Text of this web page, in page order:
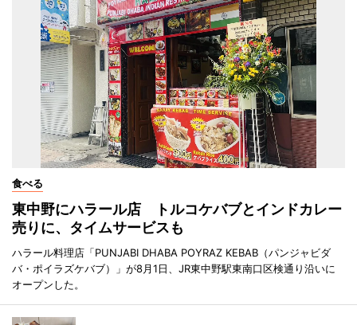
食べる
東中野にハラール店 トルコケバブとインドカレー
売りに、タイムサービスも
ハラール料理店「PUNJABI DHABA POYRAZ KEBAB（パンジャビダ
バ・ポイラズケバブ）」が8月1日、JR東中野駅東南口区検通り沿いに
オープンした。